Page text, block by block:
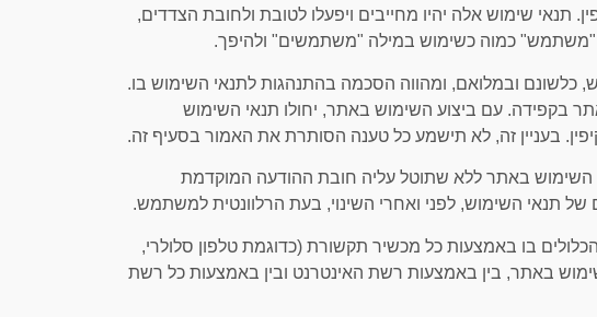
תנאי שימוש אלה יהיו מחייבים ויפעלו לטובת ולחובת הצדדים,
"משתמש" כמוה כשימוש במילה "משתמשים" ולהיפך.
כלשונם ובמלואם, ומהווה הסכמה בהתנהגות לתנאי השימוש בו.
בקפידה. עם ביצוע השימוש באתר, יחולו תנאי השימוש
בעניין זה, לא תישמע כל טענה הסותרת את האמור בסעיף זה.
השימוש באתר ללא שתוטל עליה חובת ההודעה המוקדמת
תנאי השימוש, לפני ואחרי השינוי, בעת הרלוונטית למשתמש.
בו באמצעות כל מכשיר תקשורת (כדוגמת טלפון סלולרי,
באתר, בין באמצעות רשת האינטרנט ובין באמצעות כל רשת